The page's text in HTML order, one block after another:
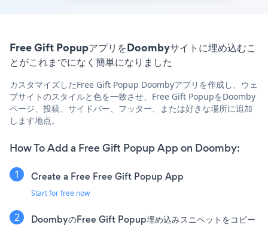
Free Gift PopupアプリをDoombyサイトに埋め込むこ
とがこれまでになく簡単になりました
カスタマイズしたFree Gift Popup Doombyアプリを作成し、ウェ
ブサイトのスタイルと色を一致させ、Free Gift PopupをDoomby
ページ、投稿、サイドバー、フッター、または好きな場所に追加
します地点。
How To Add a Free Gift Popup App on Doomby:
Create a Free Free Gift Popup App
Start for free now
DoombyのFree Gift Popup埋め込みスニペットをコピー